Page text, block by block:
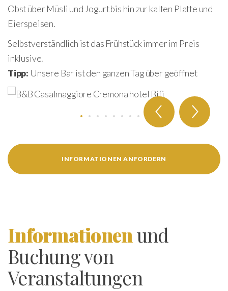
Obst über Müsli und Jogurt bis hin zur kalten Platte und
Eierspeisen.
Selbstverständlich ist das Frühstück immer im Preis
inklusive.
Tipp: Unsere Bar ist den ganzen Tag über geöffnet
INFORMATIONEN ANFORDERN
Informationenund
Buchung von
Veranstaltungen